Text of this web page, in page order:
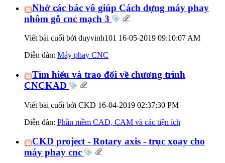
Nhớ các bác vô giúp Cách dựng máy phay
nhôm gỗ cnc mạch 3
Viết bài cuối bởi duyvinh101 16-05-2019 09:10:07 AM
Diễn đàn: Máy phay CNC
Tìm hiểu và trao đổi về chương trình
CNCKAD
Viết bài cuối bởi CKD 16-04-2019 02:37:30 PM
Diễn đàn: Phần mềm CAD, CAM và các tiện ích
CKD project - Rotary axis - trục xoay cho
máy phay cnc